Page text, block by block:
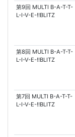
第9回 MULTI B-A-T-T-
L-I-V-E-!!BLITZ
第8回 MULTI B-A-T-T-
L-I-V-E-!!BLITZ
第7回 MULTI B-A-T-T-
L-I-V-E-!!BLITZ